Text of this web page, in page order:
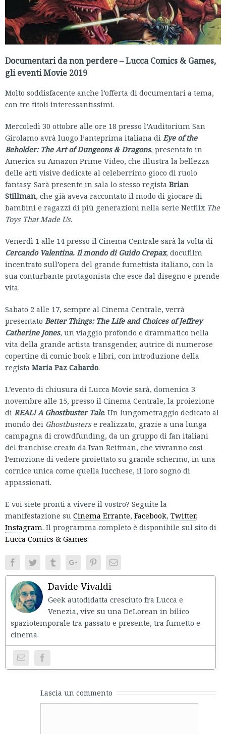
Documentari da non perdere – Lucca Comics & Games,
gli eventi Movie 2019
Molto soddisfacente anche l’offerta di documentari a tema,
con tre titoli interessantissimi.
Mercoledì 30 ottobre alle ore 18 presso l’Auditorium San
Girolamo avrà luogo l’anteprima italiana di Eye of the
Beholder: The Art of Dungeons & Dragons, presentato in
America su Amazon Prime Video, che illustra la bellezza
delle arti visive dedicate al celeberrimo gioco di ruolo
fantasy. Sarà presente in sala lo stesso regista Brian
Stillman, che già aveva raccontato il modo di giocare di
bambini e ragazzi di più generazioni nella serie Netflix The
Toys That Made Us.
Venerdì 1 alle 14 presso il Cinema Centrale sarà la volta di
Cercando Valentina. Il mondo di Guido Crepax, docufilm
incentrato sull’opera del grande fumettista italiano, con la
sua conturbante protagonista che esce dal disegno e prende
vita.
Sabato 2 alle 17, sempre al Cinema Centrale, verrà
presentato Better Things: The Life and Choices of Jeffrey
Catherine Jones, un viaggio profondo e drammatico nella
vita della grande artista transgender, autrice di numerose
copertine di comic book e libri, con introduzione della
regista Maria Paz Cabardo.
L’evento di chiusura di Lucca Movie sarà, domenica 3
novembre alle 15, presso il Cinema Centrale, la proiezione
di REAL! A Ghostbuster Tale. Un lungometraggio dedicato al
mondo dei Ghostbusterse realizzato, grazie a una lunga
campagna di crowdfunding, da un gruppo di fan italiani
del franchise creato da Ivan Reitman, che vivranno così
l’emozione di vedere proiettato su grande schermo, in una
cornice unica come quella lucchese, il loro sogno di
appassionati.
E voi siete pronti a vivere il vostro? Seguite la
manifestazione su Cinema Errante, Facebook, Twitter,
Instagram. Il programma completo è disponibile sul sito di
Lucca Comics & Games.
FacebookTwitter TumblrGoogle+PinterestEmail
Davide Vivaldi
Geek autodidatta cresciuto fra Lucca e
Venezia, vive su una DeLorean in bilico
spaziotemporale tra passato e presente, tra fumetto e
cinema.
Lascia un commento